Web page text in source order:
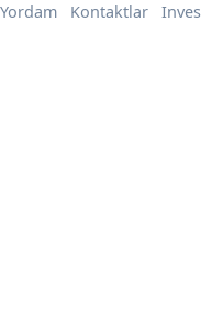
Yordam Kontaktlar